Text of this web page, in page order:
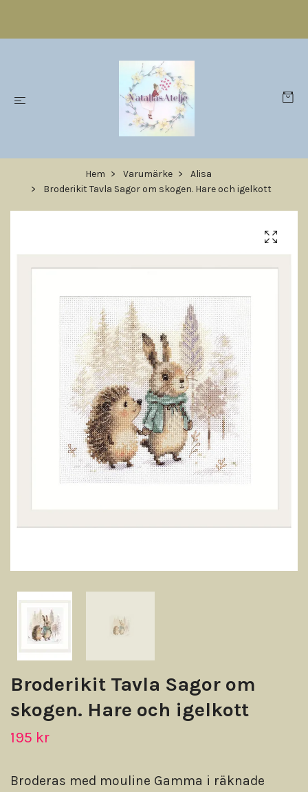
Hem Varumärke
Alisa
Broderikit Tavla Sagor om skogen. Hare och igelkott
Broderikit Tavla Sagor om
skogen. Hare och igelkott
195 kr
Broderas med mouline Gamma i räknade